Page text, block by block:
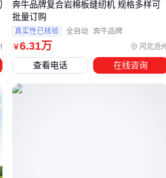
动力
，重点关注：
方便袖口等部位）
需求
适合的。✅
些配套设备你考虑了吗？
￥6.31万 河北沧
奔牛品牌复合岩棉板缝纫机 规格多样可
批量订购
真实性已核验 全自动 奔牛品牌
查看电话 在线咨询